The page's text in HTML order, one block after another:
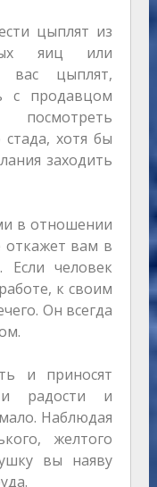
цыплят из
яиц или
вас цыплят,
с продавцом
хотя бы
заходить
в отношении
откажет вам в
Если человек
к своим
Он всегда
и приносят
радости и
Наблюдая
желтого
вы наяву